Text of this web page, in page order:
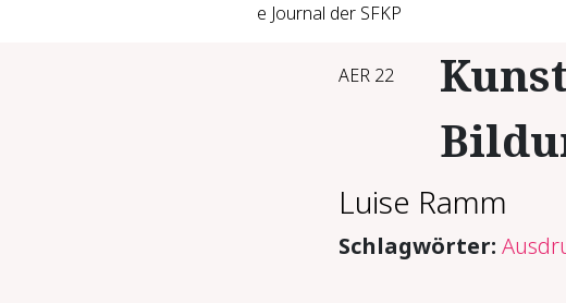
e Journal der SFKP
AER 22
Luise Ramm
Schlagwörter: